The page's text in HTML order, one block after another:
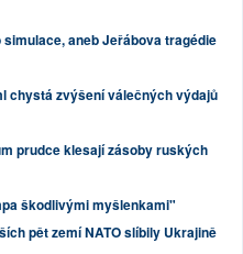
aneb Jeřábova tragédie
chystá zvýšení válečných výdajů
prudce klesají zásoby ruských
škodlivými myšlenkami"
pět zemí NATO slíbily Ukrajině